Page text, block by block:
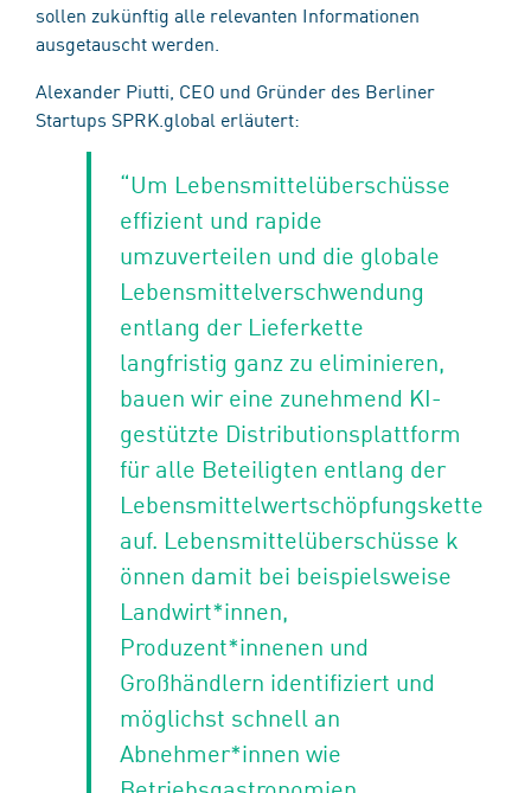
sollen zukünftig alle relevanten Informationen
ausgetauscht werden.
Alexander Piutti, CEO und Gründer des Berliner
Startups SPRK​.global​ erläutert:
“Um Lebensmittelüberschüsse ​
effizient und rapide
umzuverteilen​​ und die globale
Lebensmittelverschwendung
entlang der Lieferkette
langfristig ganz zu eliminieren​,
bauen wir eine ​zunehmend ​KI-
gestützte Distributionsplattform
für alle ​Beteiligten entlang​​ ​der
Lebensmittelwertschöpfungskette
auf. ​Lebensmittelüberschüsse​ k​
ö​nn​en​ damit ​bei beispielsweise
Landwirt*innen,
Produzent*innenen und
Großhändlern​ identifiziert und
möglichst schnell an
Abnehmer*innen​ wie